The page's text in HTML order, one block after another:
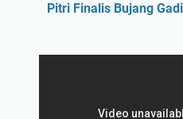
Pitri Finalis Bujang